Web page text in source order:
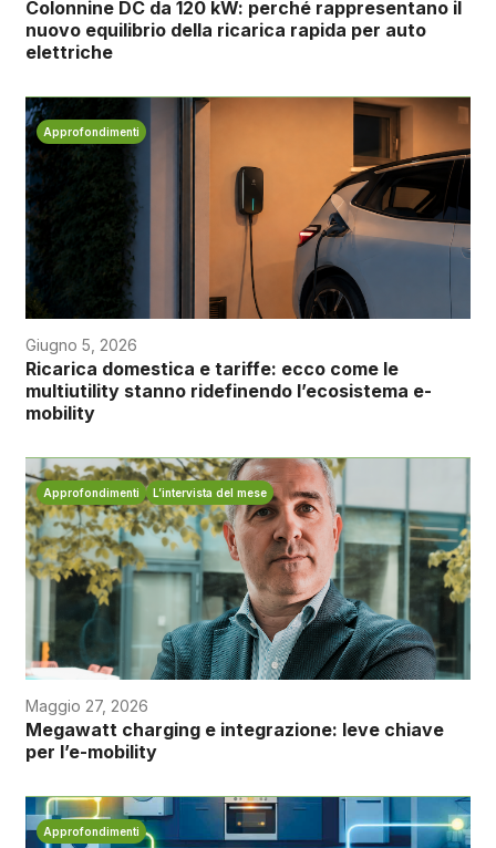
Colonnine DC da 120 kW: perché rappresentano il
nuovo equilibrio della ricarica rapida per auto
elettriche
Approfondimenti
Giugno 5, 2026
Ricarica domestica e tariffe: ecco come le
multiutility stanno ridefinendo l’ecosistema e-
mobility
Approfondimenti L’intervista del mese
Maggio 27, 2026
Megawatt charging e integrazione: leve chiave
per l’e-mobility
Approfondimenti